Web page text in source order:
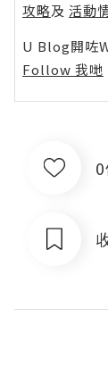
攻略及 活動
U Blog開咗
Follow 我哋